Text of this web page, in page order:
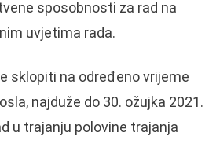
sposobnosti za rad na
uvjetima rada.
sklopiti na određeno vrijeme
najduže do 30. ožujka 2021.
u trajanju polovine trajanja